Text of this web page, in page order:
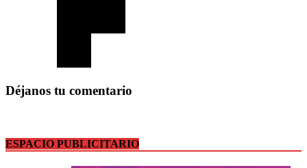
Déjanos tu comentario
ESPACIO PUBLICITARIO